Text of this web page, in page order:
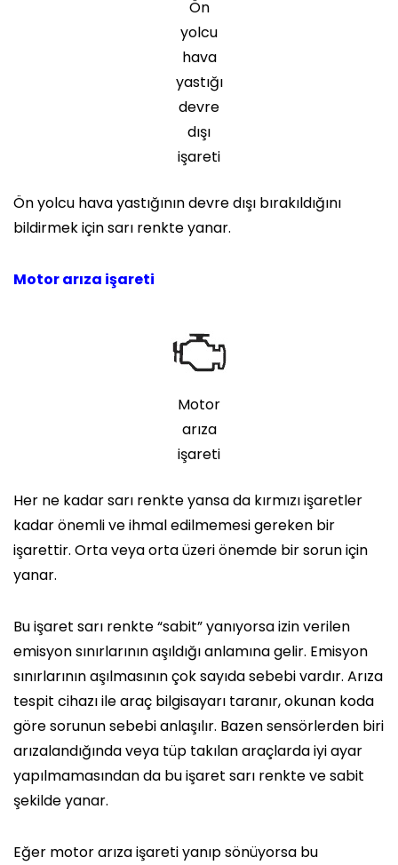
Ön
yolcu
hava
yastığı
devre
dışı
işareti
Ön yolcu hava yastığının devre dışı bırakıldığını
bildirmek için sarı renkte yanar.
Motor arıza işareti
Motor
arıza
işareti
Her ne kadar sarı renkte yansa da kırmızı işaretler
kadar önemli ve ihmal edilmemesi gereken bir
işarettir. Orta veya orta üzeri önemde bir sorun için
yanar.
Bu işaret sarı renkte “sabit” yanıyorsa izin verilen
emisyon sınırlarının aşıldığı anlamına gelir. Emisyon
sınırlarının aşılmasının çok sayıda sebebi vardır. Arıza
tespit cihazı ile araç bilgisayarı taranır, okunan koda
göre sorunun sebebi anlaşılır. Bazen sensörlerden biri
arızalandığında veya tüp takılan araçlarda iyi ayar
yapılmamasından da bu işaret sarı renkte ve sabit
şekilde yanar.
Eğer motor arıza işareti yanıp sönüyorsa bu